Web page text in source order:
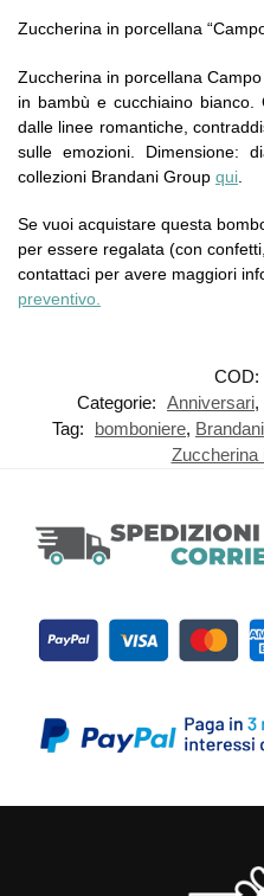
Zuccherina in porcellana
Zuccherina in porcellana
in bambù e cucchiaino
dalle linee romantiche,
sulle emozioni. Dimensione:
collezioni Brandani Group qui
Se vuoi acquistare questa
per essere regalata (con
contattaci per avere maggiori
preventivo.
COD:
Categorie: Anniversari,
Tag:
bomboniere, Brandani
Zuccherina